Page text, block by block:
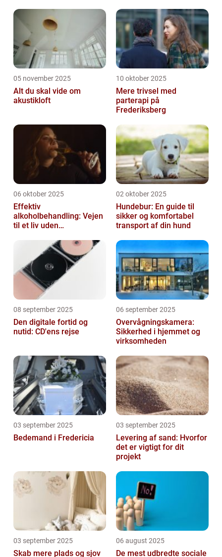
05 november 2025
Alt du skal vide om
akustikloft
10 oktober 2025
Mere trivsel med
parterapi på
Frederiksberg
06 oktober 2025
Effektiv
alkoholbehandling: Vejen
til et liv uden
02 oktober 2025
Hundebur: En guide til
sikker og komfortabel
transport af din hund
08 september 2025
Den digitale fortid og
nutid: CD'ens rejse
06 september 2025
Overvågningskamera:
Sikkerhed i hjemmet og
virksomheden
03 september 2025
Bedemand i Fredericia
03 september 2025
Levering af sand: Hvorfor
det er vigtigt for dit
projekt
03 september 2025
Skab mere plads og sjov
06 august 2025
De mest udbredte sociale